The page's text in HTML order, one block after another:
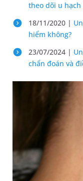
theo dõi u
18/11/2020 |
hiểm không?
23/07/2024 |
chẩn đoán và